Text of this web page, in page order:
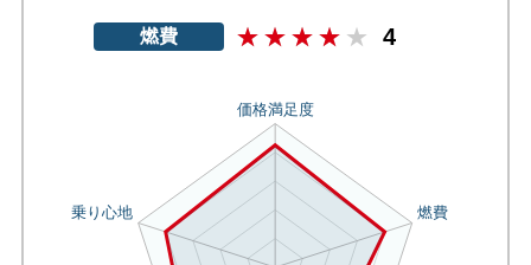
燃費 4